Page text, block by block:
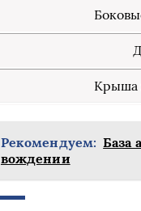
Крыша
Рекомендуем: База
вождении